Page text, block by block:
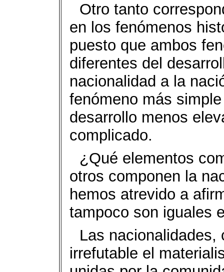
Otro tanto
en los fenómenos
puesto que ambos
diferentes del
nacionalidad a la
fenómeno más
desarrollo menos
complicado.
¿Qué elementos
otros componen la
hemos atrevido a
tampoco son iguales
Las nacionalidades,
irrefutable el